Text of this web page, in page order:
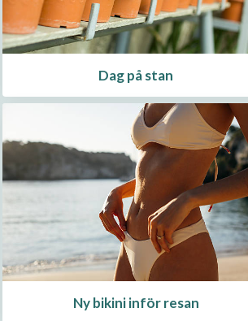
Dag på stan
Ny bikini inför resan